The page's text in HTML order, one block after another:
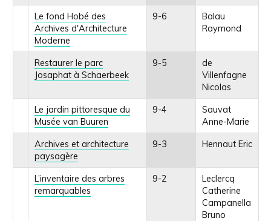
Le fond Hobé des
Archives d'Architecture
Moderne
9-6
Balau
Raymond
Restaurer le parc
Josaphat à Schaerbeek
9-5
de
Villenfagne
Nicolas
Le jardin pittoresque du
Musée van Buuren
9-4
Sauvat
Anne-Marie
Archives et architecture
paysagère
9-3 Hennaut Eric
L’inventaire des arbres
remarquables
9-2
Leclercq
Catherine
Campanella
Bruno